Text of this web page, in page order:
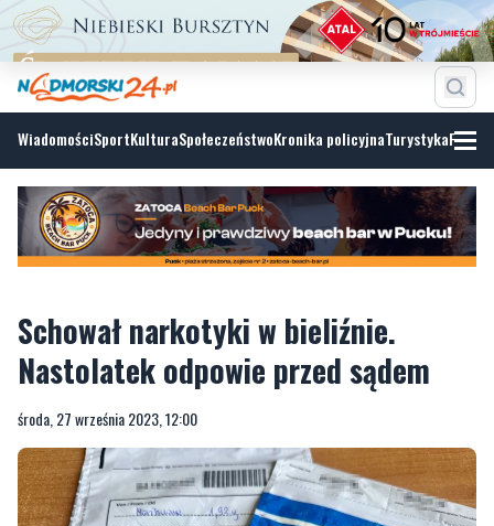
WiadomościSportKulturaSpołeczeństwoKronika policyjnaTurystyka
Schował narkotyki w bieliźnie.
Nastolatek odpowie przed sądem
środa, 27 września 2023, 12:00